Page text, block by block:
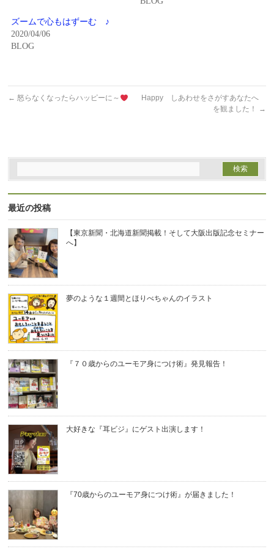
で
開
き
ま
(新
し
い
で
開
き
ズームで心もはずーむ ♪
2020/04/06
BLOG
← 怒らなくなったらハッピーに～
Happy しあわせをさがすあなたへ
を観ました！
→
最近の投稿
【東京新聞・北海道新聞掲載！そして大阪出版記念セミナー
へ】
夢のような１週間とほりべちゃんのイラスト
『７０歳からのユーモア身につけ術』発見報告！
大好きな『耳ビジ』にゲスト出演します！
『70歳からのユーモア身につけ術』が届きました！